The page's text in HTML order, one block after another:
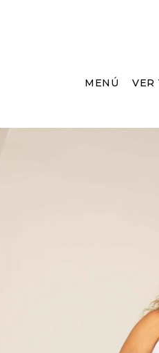
MENÚ VER